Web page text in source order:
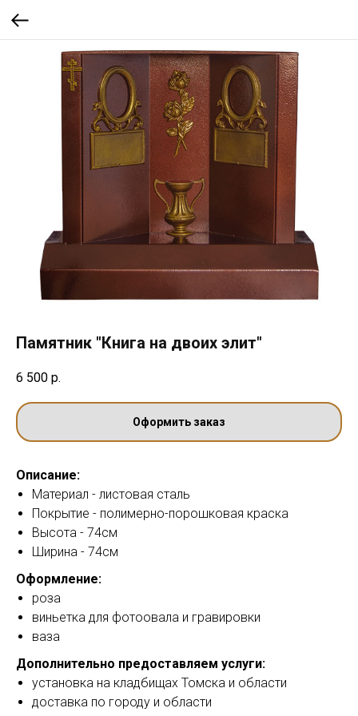
Памятник "Книга на двоих элит"
6 500 р.
Оформить заказ
Описание:
Материал - листовая сталь
Покрытие - полимерно-порошковая краска
Высота - 74см
Ширина - 74см
Оформление:
роза
виньетка для фотоовала и гравировки
ваза
Дополнительно предоставляем услуги:
установка на кладбищах Томска и области
доставка по городу и области